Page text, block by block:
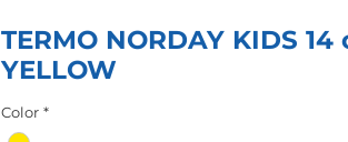
TERMO NORDAY KIDS 14
YELLOW
Color *